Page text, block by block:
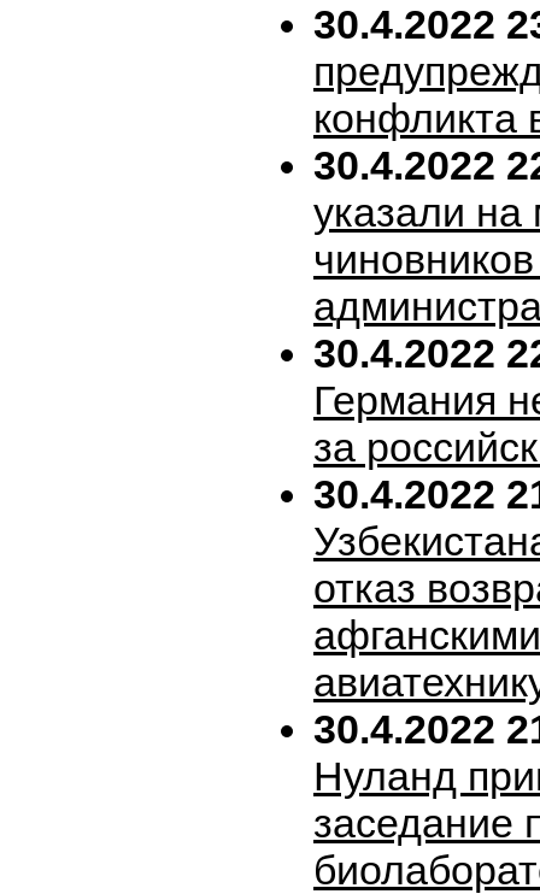
30.4.2022
конфликта
30.4.2022
указали на
30.4.2022
Германия
за
30.4.2022
отказ
30.4.2022
Нуланд
заседание